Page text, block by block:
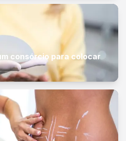
consórcio para colocar